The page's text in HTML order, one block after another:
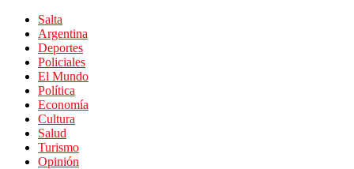
Salta
Argentina
Deportes
Policiales
El Mundo
Política
Economía
Cultura
Salud
Turismo
Opinión